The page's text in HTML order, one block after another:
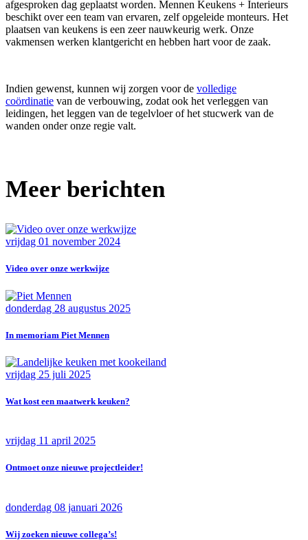
afgesproken dag geplaatst worden. Mennen Keukens + Interieurs
beschikt over een team van ervaren, zelf opgeleide monteurs. Het
plaatsen van keukens is een zeer nauwkeurig werk. Onze
vakmensen werken klantgericht en hebben hart voor de zaak.
Indien gewenst, kunnen wij zorgen voor de volledige
coördinatie van de verbouwing, zodat ook het verleggen van
leidingen, het leggen van de tegelvloer of het stucwerk van de
wanden onder onze regie valt.
Meer berichten
vrijdag 01 november 2024
Video over onze werkwijze
donderdag 28 augustus 2025
In memoriam Piet Mennen
vrijdag 25 juli 2025
Wat kost een maatwerk keuken?
vrijdag 11 april 2025
Ontmoet onze nieuwe projectleider!
donderdag 08 januari 2026
Wij zoeken nieuwe collega’s!